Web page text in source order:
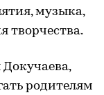
музыка,
творчества.
родителям